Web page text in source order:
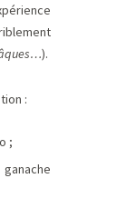
).
:
;